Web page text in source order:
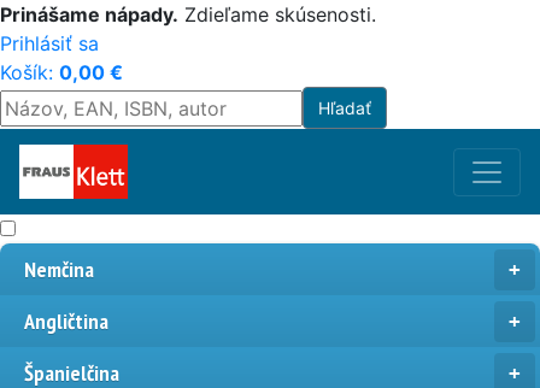
Prinášame nápady. Zdieľame skúsenosti.
Prihlásiť sa
Košík: 0,00 €
Nemčina
Angličtina
Španielčina